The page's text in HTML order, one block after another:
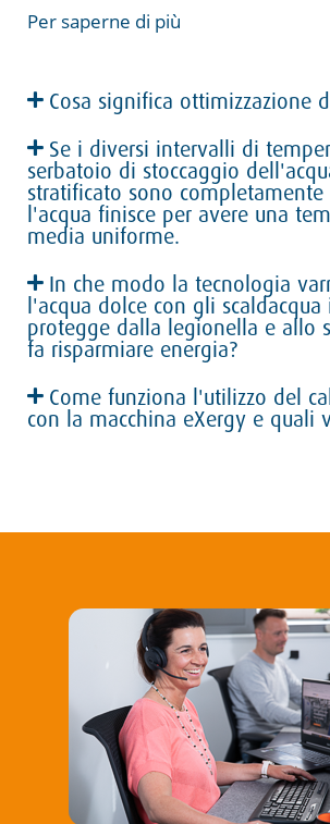
Per saperne di più
Cosa significa ottimizzazione
Se i diversi intervalli di
serbatoio di stoccaggio
stratificato sono completamente
l'acqua finisce per avere una
media uniforme.
In che modo la tecnologia
l'acqua dolce con gli scaldacqua
protegge dalla legionella e allo
fa risparmiare energia?
Come funziona l'utilizzo del
con la macchina eXergy e quali